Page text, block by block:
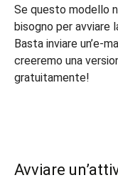
Se questo modello
bisogno per avviare
Basta inviare un’e-
creeremo una
gratuitamente!
Avviare